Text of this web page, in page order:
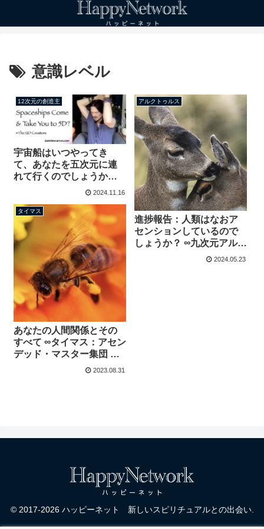
意識レベル
12次元の創造主
宇宙船はいつやってき
て、あなたを五次元に連
れて行くのでしょうか？ ∞
2024.11.16
アルクトゥルス
進捗報告：人類はなおア
センションしているので
しょうか？ ∞九次元アルク
トゥルス評議会 チャネリ
2024.05.23
タイマス
あなたの人間関係とその
すべて ∞タイマス：アセン
デッド・マスター集団 チ
ャネリング：ダニエル・
2023.08.31
© 2017-2026 ハッピーネット 新しいスピリチュアルとの出会い.